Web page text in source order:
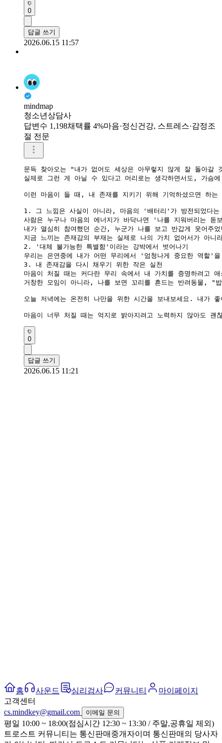
0
답글 쓰기
2026.06.15 11:57
mindmap
청소년상담사
답변수 1,198채택률 4%마음·정신건강, 스트레스·감정조
절 전문
문득 찾아오는 "내가 없어도 세상은 아무렇지 않게 잘 돌아갈
실제로 그런 게 아닐 수 있다고 머리로는 생각하면서도, 가슴
이런 마음이 들 때, 내 존재를 지키기 위해 기억하셨으면 하는
1. 그 느낌은 사실이 아니라, 마음의 '배터리'가 방전되었다는
사람은 누구나 마음의 에너지가 바닥나면 '나를 지워버리는 돋
내가 열심히 참여했던 순간, 누군가 나를 보고 반갑게 웃어주
지금 느끼는 존재감의 부재는 실제로 나의 가치 없어서가 아
2. '대체 불가능한 특별함'이라는 강박에서 벗어나기
우리는 은연중에 내가 어떤 무리에서 '엄청나게 중요한 역할'
3. 내 존재감을 다시 채우기 위한 작은 실천
마음이 처질 때는 커다란 무리 속에서 내 가치를 증명하려고
거창한 모임이 아니라, 나를 보면 꼬리를 흔드는 반려동물, "
오늘 저녁에는 온전히 나만을 위한 시간을 보내보세요. 내가
0
답글 쓰기
2026.06.15 11:21
홈 사운드 심리검사 커뮤니티
마이페이지
고객센터
cs.mindkey@gmail.com
이메일 문의
평일 10:00 ~ 18:00(점심시간 12:30 ~ 13:30 / 주말,공휴일 제외)
트로스트 커뮤니티는 통신판매중개자이며 통신판매의 당사자